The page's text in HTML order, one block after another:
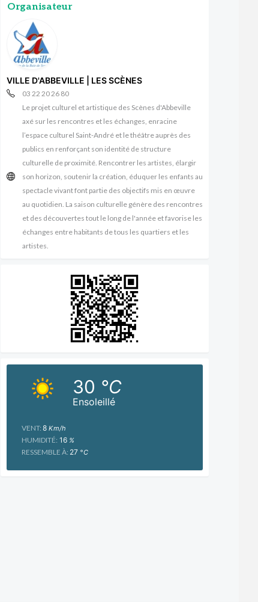
Organisateur
VILLE D'ABBEVILLE | LES SCÈNES
03 22 20 26 80
Le projet culturel et artistique des Scènes d'Abbeville
axé sur les rencontres et les échanges, enracine
l’espace culturel Saint-André et le théâtre auprès des
publics en renforçant son identité de structure
culturelle de proximité. Rencontrer les artistes, élargir
son horizon, soutenir la création, éduquer les enfants au
spectacle vivant font partie des objectifs mis en œuvre
au quotidien. La saison culturelle génère des rencontres
et des découvertes tout le long de l'année et favorise les
échanges entre habitants de tous les quartiers et les
artistes.
Ensoleillé
30 °C
VENT: 8Km/h
HUMIDITÉ: 16%
RESSEMBLE À: 27 °C